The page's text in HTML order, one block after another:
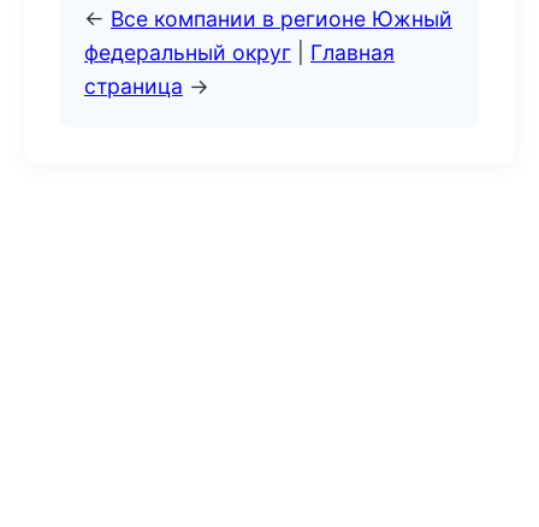
← Все компании в регионе Южный
федеральный округ
Главная
страница →